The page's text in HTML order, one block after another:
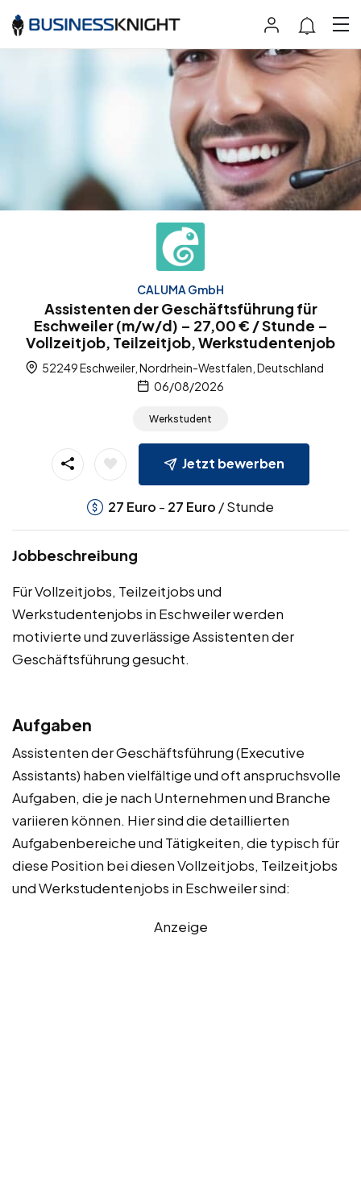
CALUMA GmbH
Assistenten der Geschäftsführung für
Eschweiler (m/w/d) – 27,00 € / Stunde –
Vollzeitjob, Teilzeitjob, Werkstudentenjob
52249 Eschweiler, Nordrhein-Westfalen, Deutschland
06/08/2026
Werkstudent
Jetzt bewerben
27 Euro - 27 Euro / Stunde
Jobbeschreibung
Für Vollzeitjobs, Teilzeitjobs und
Werkstudentenjobs in Eschweiler werden
motivierte und zuverlässige Assistenten der
Geschäftsführung gesucht.
Aufgaben
Assistenten der Geschäftsführung (Executive
Assistants) haben vielfältige und oft anspruchsvolle
Aufgaben, die je nach Unternehmen und Branche
variieren können. Hier sind die detaillierten
Aufgabenbereiche und Tätigkeiten, die typisch für
diese Position bei diesen Vollzeitjobs, Teilzeitjobs
und Werkstudentenjobs in Eschweiler sind:
Anzeige